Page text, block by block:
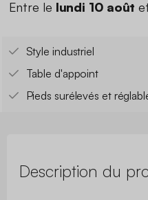
Entre le lundi 10 août
Style industriel
Table d'appoint
Pieds surélevés et
Description du